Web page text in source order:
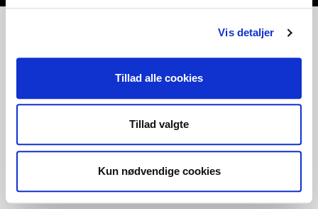
Vis detaljer
Tillad alle cookies
Tillad valgte
Kun nødvendige cookies